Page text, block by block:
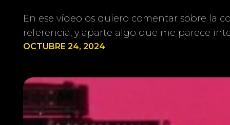
En ese vídeo os quiero comentar sobre la
referencia, y aparte algo que me parece
OCTUBRE 24, 2024